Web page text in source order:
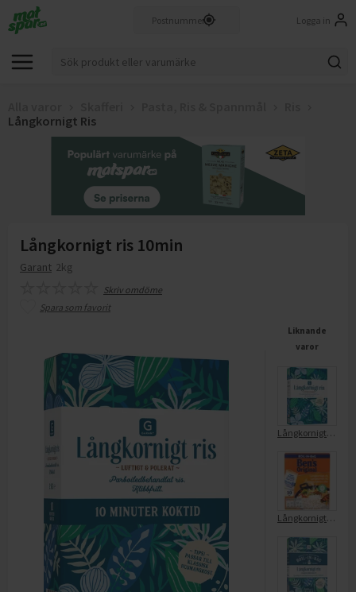
Logga in
Långkornigt Ris
Långkornigt ris 10min
Garant 2kg
Skriv omdöme
Spara som favorit
Liknande
varor
Långkornigt Ris
Långkornigt ris 10min